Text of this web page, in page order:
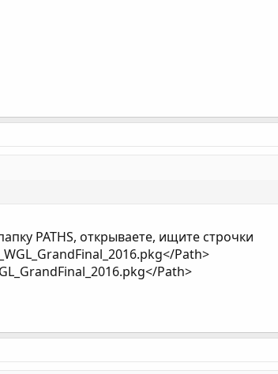
PATHS, открываете, ищите строчки
Path>
Path>